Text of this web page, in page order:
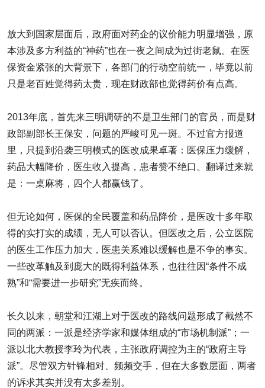
放大到国家层面后，政府面对药企的议价能力明显增强，原
本涉及多方利益的“神药”也在一夜之间成为过街老鼠。在医
保资金紧张的大背景下，各部门的行动空前统一，毕竟以前
只是老百姓觉得药太贵，现在财政部也觉得药价有点高。
2013年底，首先来三明调研的不是卫生部门的官员，而是财
政部副部长王保安，问题的严峻可见一斑。不过官方报道
里，只提到沿袭三明模式的医改成果卓著：医保压力缓解，
药品大幅降价，医生收入提高，患者赞不绝口。翻译过来就
是：一桌麻将，四个人都赢钱了。
但无论如何，医保的全民覆盖和药品降价，是医改十多年取
得的实打实的成绩，无人可以否认。但医改之后，公立医院
的医生工作压力加大，医患关系难以缓解也是不争的事实。
一些改革触及到庞大的既得利益体系，也往往因“条件不成
熟”和“需要进一步研究”无疾而终。
长久以来，朝堂和江湖上对于医改的路线问题形成了截然不
同的两派：一派是经济学家和媒体组成的“市场机制派”；一
派以北大教授李玲为代表，主张政府调控为主的“政府主导
派”。尽管双方针锋相对、频频交手，但在大多数层面，两者
的诉求其实并没有太多差别。